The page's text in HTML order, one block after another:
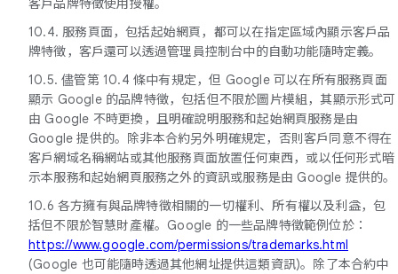
客戶品牌特徵使用授權。
10.4. 服務頁面，包括起始網頁，都可以在指定區域內顯示客戶品
牌特徵，客戶還可以透過管理員控制台中的自動功能隨時定義。
10.5. 儘管第 10.4 條中有規定，但 Google 可以在所有服務頁面
顯示 Google 的品牌特徵，包括但不限於圖片模組，其顯示形式可
由 Google 不時更換，且明確說明服務和起始網頁服務是由
Google 提供的。除非本合約另外明確規定，否則客戶同意不得在
客戶網域名稱網站或其他服務頁面放置任何東西，或以任何形式暗
示本服務和起始網頁服務之外的資訊或服務是由 Google 提供的。
10.6 各方擁有與品牌特徵相關的一切權利、所有權以及利益，包
括但不限於智慧財產權。Google 的一些品牌特徵範例位於：
https://www.google.com/permissions/trademarks.html
(Google 也可能隨時透過其他網址提供這類資訊)。除了本合約中